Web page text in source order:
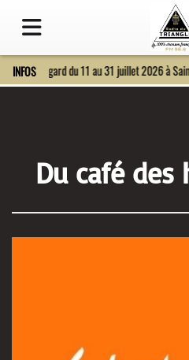
INFOS
Fort Bragard du 11 au 31 juillet 2026 à
Du café des